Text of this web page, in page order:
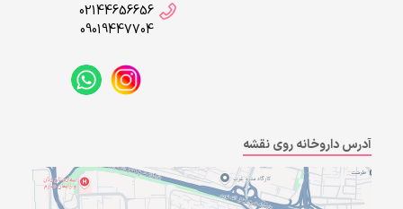
02144656656
09019447704
آدرس داروخانه روی نقشه